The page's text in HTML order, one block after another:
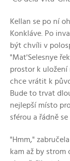
Kellan se po ní
Konkláve. Po
být chvíli v
"Mat'Selesnye
prostor k
chce vrátit k
Bude to trvat
nejlepší místo
sférou a řádně
"Hmm,"
kam až by strom